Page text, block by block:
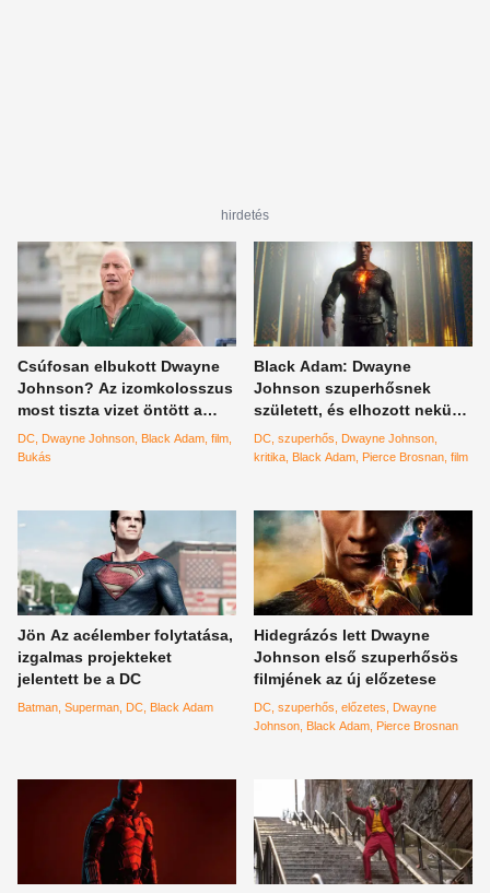
hirdetés
Csúfosan elbukott Dwayne
Johnson? Az izomkolosszus
most tiszta vizet öntött a
pohárba
DC Dwayne Johnson Black Adam film
Bukás
Black Adam: Dwayne
Johnson szuperhősnek
született, és elhozott nekünk
egy igazi popcorn mozit –
kritika
DC szuperhős
Dwayne Johnson
kritika Black Adam Pierce Brosnan film
Jön Az acélember folytatása,
izgalmas projekteket
jelentett be a DC
Batman Superman DC Black Adam
Hidegrázós lett Dwayne
Johnson első szuperhősös
filmjének az új előzetese
DC szuperhős előzetes
Dwayne
Johnson Black Adam Pierce Brosnan